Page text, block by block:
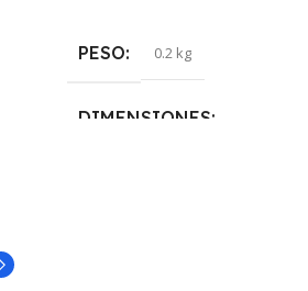
PESO 0.2 kg
DIMENSIONES